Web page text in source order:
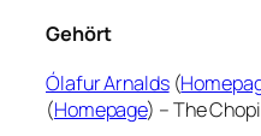
Gehört
Ólafur Arnalds(
(Homepage) – The